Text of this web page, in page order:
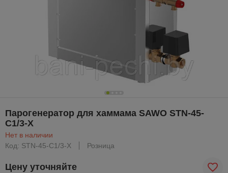
Парогенератор для хаммама SAWO STN-45-
C1/3-X
Нет в наличии
Код: STN-45-C1/3-X
Розница
Цену уточняйте